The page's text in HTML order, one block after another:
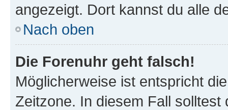
angezeigt. Dort kannst du alle
Nach oben
Die Forenuhr geht falsch!
Möglicherweise ist entspricht
Zeitzone. In diesem Fall solltest